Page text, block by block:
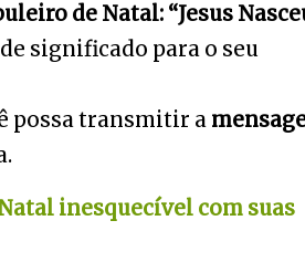
de Natal: “Jesus
significado para o seu
possa transmitir a
inesquecível com suas